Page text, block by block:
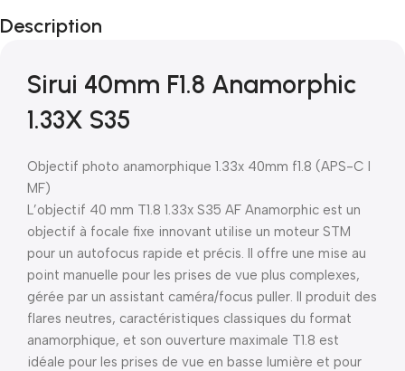
Description
Sirui 40mm F1.8 Anamorphic
1.33X S35
Objectif photo anamorphique 1.33x 40mm f1.8 (APS-C I
MF)
L’objectif 40 mm T1.8 1.33x S35 AF Anamorphic est un
objectif à focale fixe innovant utilise un moteur STM
pour un autofocus rapide et précis. Il offre une mise au
point manuelle pour les prises de vue plus complexes,
gérée par un assistant caméra/focus puller. Il produit des
flares neutres, caractéristiques classiques du format
anamorphique, et son ouverture maximale T1.8 est
idéale pour les prises de vue en basse lumière et pour